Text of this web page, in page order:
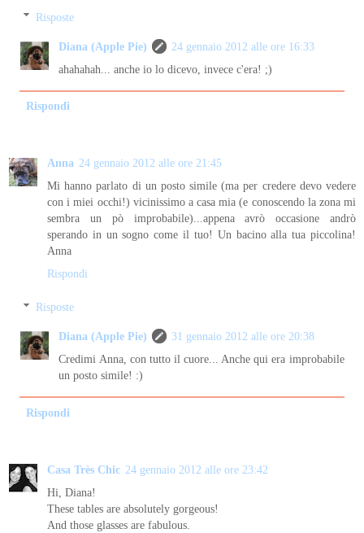
Risposte
Diana (Apple Pie)
24 gennaio 2012 alle ore 16:33
ahahahah... anche io lo dicevo, invece c'era! ;)
Rispondi
Anna 24 gennaio 2012 alle ore 21:45
Mi hanno parlato di un posto simile (ma per credere devo vedere
con i miei occhi!) vicinissimo a casa mia (e conoscendo la zona mi
sembra un pò improbabile)...appena avrò occasione andrò
sperando in un sogno come il tuo! Un bacino alla tua piccolina!
Anna
Rispondi
Risposte
Diana (Apple Pie)
31 gennaio 2012 alle ore 20:38
Credimi Anna, con tutto il cuore... Anche qui era improbabile
un posto simile! :)
Rispondi
Casa Très Chic 24 gennaio 2012 alle ore 23:42
Hi, Diana!
These tables are absolutely gorgeous!
And those glasses are fabulous.